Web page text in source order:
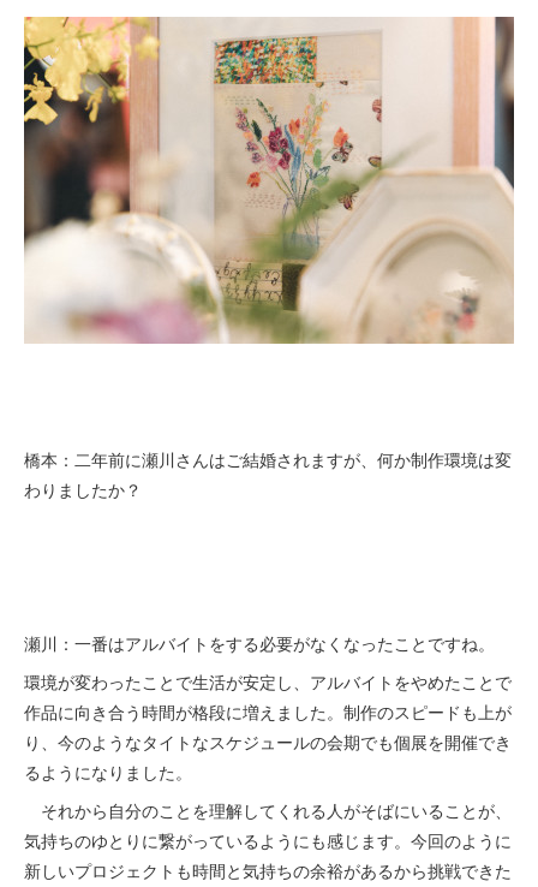
橋本：二年前に瀬川さんはご結婚されますが、何か制作環境は変
わりましたか？
瀬川：一番はアルバイトをする必要がなくなったことですね。
環境が変わったことで生活が安定し、アルバイトをやめたことで
作品に向き合う時間が格段に増えました。制作のスピードも上が
り、今のようなタイトなスケジュールの会期でも個展を開催でき
るようになりました。
それから自分のことを理解してくれる人がそばにいることが、
気持ちのゆとりに繋がっているようにも感じます。今回のように
新しいプロジェクトも時間と気持ちの余裕があるから挑戦できた